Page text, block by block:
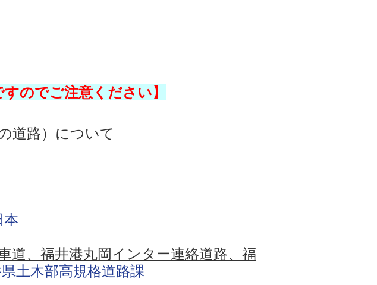
のでご注意ください】
道路）について
本
道、福井港丸岡インター連絡道路、福
土木部高規格道路課